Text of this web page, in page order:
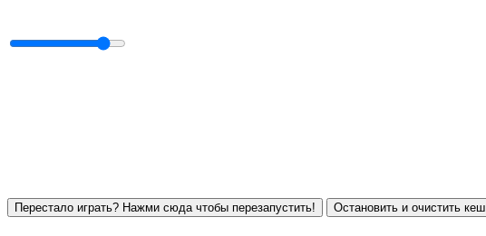
Перестало играть? Нажми сюда чтобы перезапустить! Остановить и очистить кеш.